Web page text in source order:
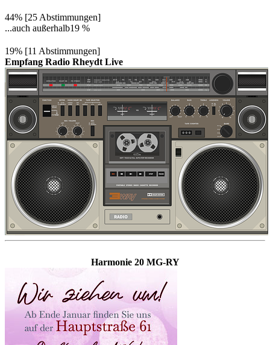
44% [25 Abstimmungen]
...auch außerhalb19 %
19% [11 Abstimmungen]
Empfang Radio Rheydt Live
Harmonie 20 MG-RY